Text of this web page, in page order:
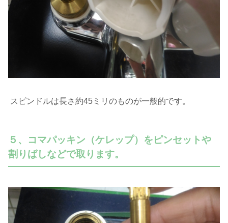
スピンドルは長さ約45ミリのものが一般的です。
５、コマパッキン（ケレップ）をピンセットや
割りばしなどで取ります。